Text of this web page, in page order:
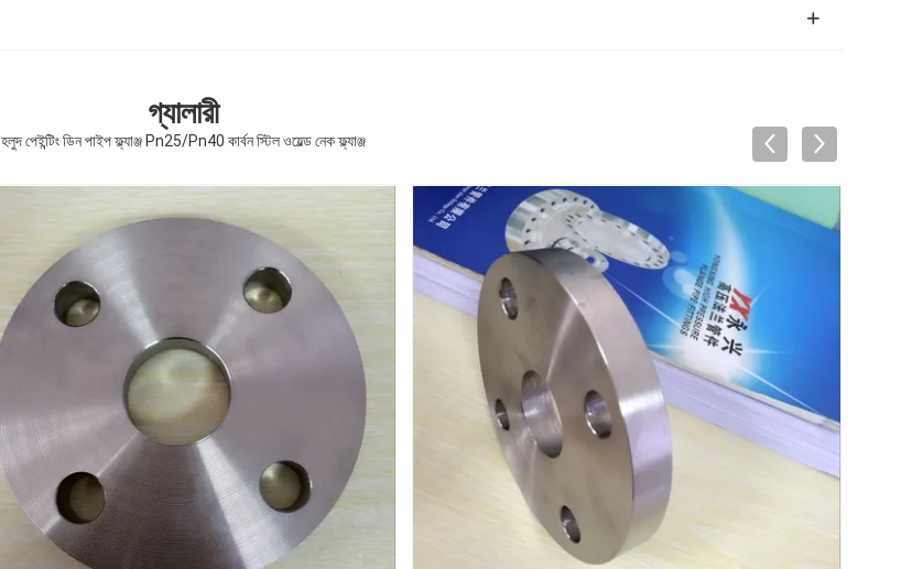
গ্যালারী
হলুদ পেইন্টিং ডিন পাইপ ফ্ল্যাঞ্জ Pn25/Pn40 কার্বন স্টিল ওয়েল্ড নেক ফ্ল্যাঞ্জ